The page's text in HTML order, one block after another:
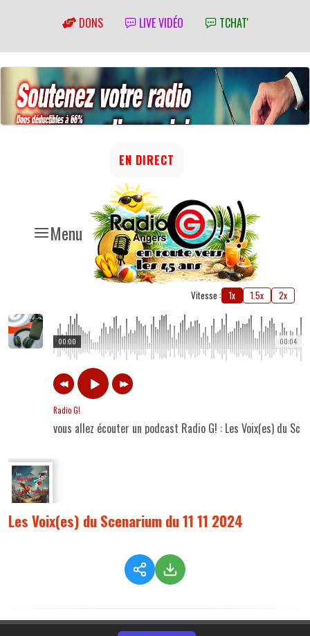
DONS LIVE VIDÉO TCHAT'
Menu
EN DIRECT
Vitesse : 1x 1.5x 2x
00:04
00:00
Radio G!
vous allez écouter un podcast Radio G! : Les Voix(es) du
Les Voix(es) du Scenarium du 11 11 2024